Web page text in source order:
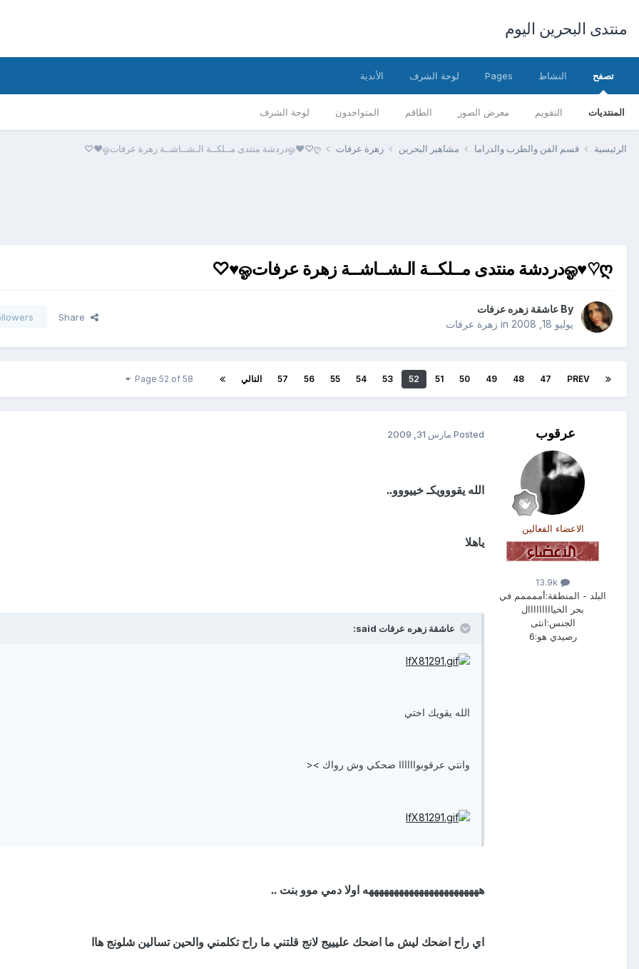
منتدى البحرين اليوم
تصفح
المنتديات التقويم معرض الصور الطاقم المتواجدون لوحة الشرف
النشاط Pages لوحة الشرف الأندية
الرئيسية قسم الفن والطرب والدراما مشاهير البحرين زهرة عرفات ஓ♥♡ღدردشة منتدى مــلكــة الـشــاشــة زهرة عرفاتஓ♥♡
ஓ♥♡ღدردشة منتدى مــلكــة الـشــاشــة زهرة عرفاتஓ♥♡
By عاشقة زهره عرفات
يوليو 18, 2008
زهرة عرفات
PREV
47
48
49
50
51
52
53
54
55
56
57 التالي Page 52 of 58
عرقوب
الاعضاء الفعالين
البلد - المنطقة:أممممم في
بحر الخيااااااااال
الجنس:انثى
رصيدي هو:6
Posted مارس 31, 2009
الله يقووويكـ خييووو..
ياهلا
عاشقة زهره عرفات said:
الله يقويك اختي
وانتي عرقوبواااااا ضحكي وش رواك ><
هههههههههههههههههههههههه اولا دمي موو بنت ..
اي راح اضحك ليش ما اضحك عليييج لانج قلتني ما راح تكلمني والحين تسالين شلونج هاا